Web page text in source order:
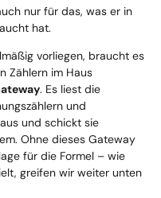
nur für das, was er in
hat.
vorliegen, braucht es
Zählern im Haus
. Es liest die
und
und schickt sie
Ohne dieses Gateway
für die Formel – wie
greifen wir weiter unten